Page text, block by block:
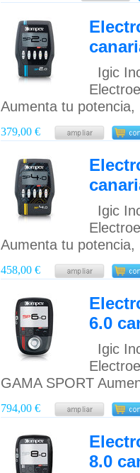
Igic
Aumenta tu
379,00 €
Igic
Aumenta tu
458,00 €
6.0
Igic
GAMA SPORT
794,00 €
8.0